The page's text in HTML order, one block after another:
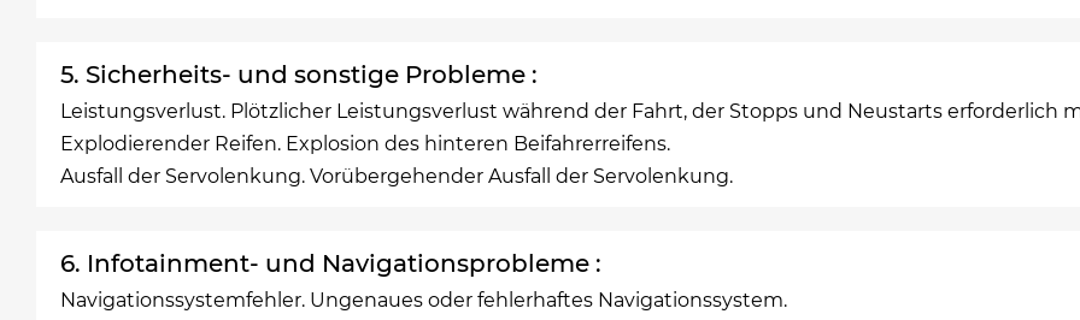
5. Sicherheits- und sonstige Probleme :
Leistungsverlust. Plötzlicher Leistungsverlust während der Fahrt, der Stopps und Neustarts erforderlich
Explodierender Reifen. Explosion des hinteren Beifahrerreifens.
Ausfall der Servolenkung. Vorübergehender Ausfall der Servolenkung.
6. Infotainment- und Navigationsprobleme :
Navigationssystemfehler. Ungenaues oder fehlerhaftes Navigationssystem.